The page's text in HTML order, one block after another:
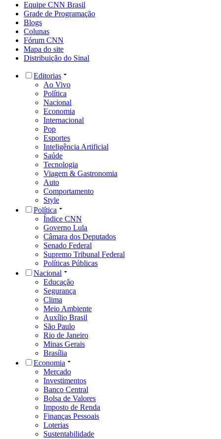
Equipe CNN Brasil
Grade de Programação
Blogs
Colunas
Fórum CNN
Mapa do site
Distribuição do Sinal
Editorias
Ao Vivo
Política
Nacional
Economia
Internacional
Pop
Esportes
Inteligência Artificial
Saúde
Tecnologia
Viagem & Gastronomia
Auto
Comportamento
Style
Política
Índice CNN
Governo Lula
Câmara dos Deputados
Senado Federal
Supremo Tribunal Federal
Políticas Públicas
Nacional
Educação
Segurança
Clima
Meio Ambiente
Auxílio Brasil
São Paulo
Rio de Janeiro
Minas Gerais
Brasília
Economia
Mercado
Investimentos
Banco Central
Bolsa de Valores
Imposto de Renda
Finanças Pessoais
Loterias
Sustentabilidade